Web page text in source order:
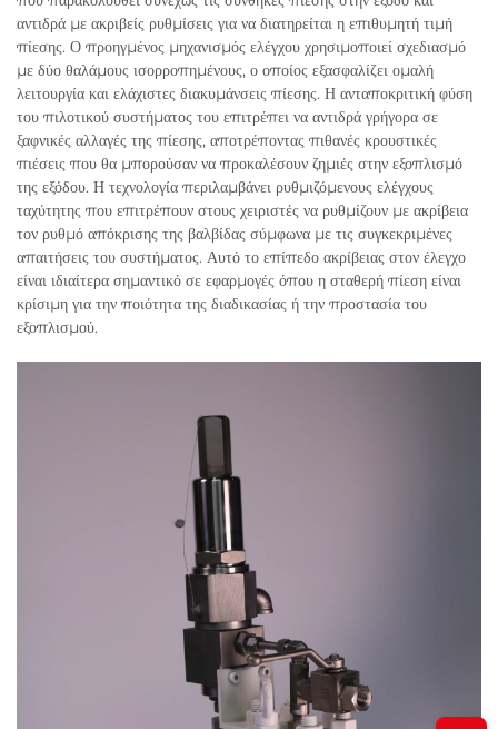
αντιδρά με ακριβείς ρυθμίσεις για να διατηρείται η επιθυμητή τιμή
πίεσης. Ο προηγμένος μηχανισμός ελέγχου χρησιμοποιεί σχεδιασμό
με δύο θαλάμους ισορροπημένους, ο οποίος εξασφαλίζει ομαλή
λειτουργία και ελάχιστες διακυμάνσεις πίεσης. Η ανταποκριτική φύση
του πιλοτικού συστήματος του επιτρέπει να αντιδρά γρήγορα σε
ξαφνικές αλλαγές της πίεσης, αποτρέποντας πιθανές κρουστικές
πιέσεις που θα μπορούσαν να προκαλέσουν ζημιές στην εξοπλισμό
της εξόδου. Η τεχνολογία περιλαμβάνει ρυθμιζόμενους ελέγχους
ταχύτητης που επιτρέπουν στους χειριστές να ρυθμίζουν με ακρίβεια
τον ρυθμό απόκρισης της βαλβίδας σύμφωνα με τις συγκεκριμένες
απαιτήσεις του συστήματος. Αυτό το επίπεδο ακρίβειας στον έλεγχο
είναι ιδιαίτερα σημαντικό σε εφαρμογές όπου η σταθερή πίεση είναι
κρίσιμη για την ποιότητα της διαδικασίας ή την προστασία του
εξοπλισμού.